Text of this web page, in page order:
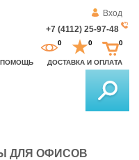
Вход
+7 (4112) 25-97-48
ПОМОЩЬ ДОСТАВКА И ОПЛАТА
0 0 0
ДЛЯ ОФИСОВ